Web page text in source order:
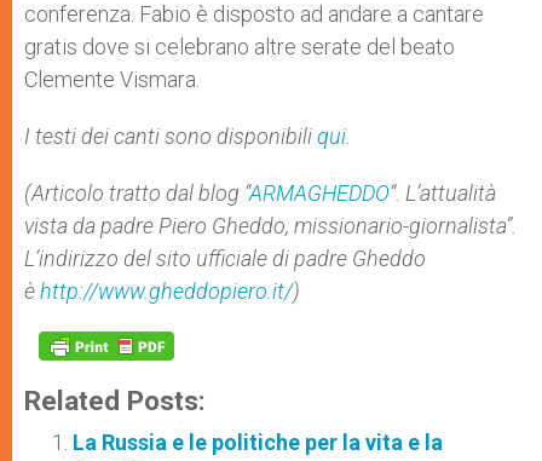
conferenza. Fabio è disposto ad andare a cantare
gratis dove si celebrano altre serate del beato
Clemente Vismara.
I testi dei canti sono disponibiliqui
(Articolo tratto dal blog “ARMAGHEDDO“. L’attualità
vista da padre Piero Gheddo, missionario-giornalista”.
L’indirizzo del sito ufficiale di padre Gheddo
èhttp://www.gheddopiero.it/)
Related Posts:
La Russia e le politiche per la vita e la